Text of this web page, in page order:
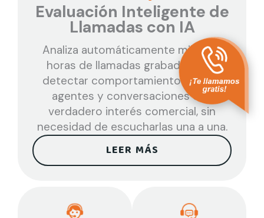
Evaluación Inteligente de
Llamadas con IA
Analiza automáticamente miles de
horas de llamadas grabadas para
detectar comportamientos de los
agentes y conversaciones con
verdadero interés comercial, sin
necesidad de escucharlas una a una.
LEER MÁS